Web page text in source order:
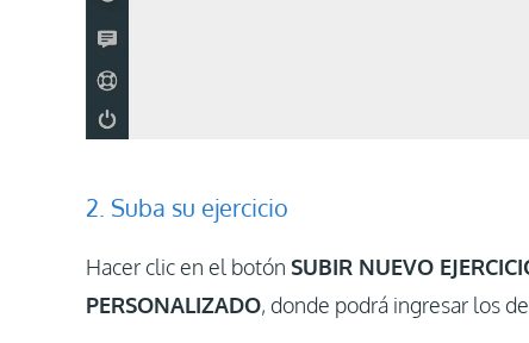
2. Suba su ejercicio
Hacer clic en el botón SUBIR NUEVO
PERSONALIZADO, donde podrá ingresar los